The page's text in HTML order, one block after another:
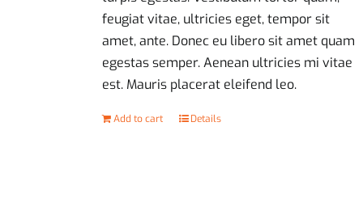
feugiat vitae, ultricies eget, tempor sit
amet, ante. Donec eu libero sit amet quam
egestas semper. Aenean ultricies mi vitae
est. Mauris placerat eleifend leo.
Add to cart Details